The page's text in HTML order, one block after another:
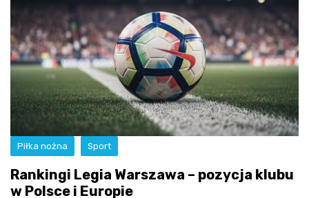
Piłka nożna Sport
Rankingi Legia Warszawa – pozycja klubu
w Polsce i Europie